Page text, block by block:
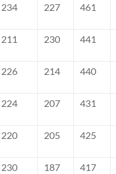
234 227 461
211 230 441
226 214 440
224 207 431
220 205 425
230 187 417